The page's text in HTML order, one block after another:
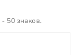
50 знаков.